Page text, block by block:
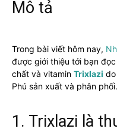
chất
lượng
Mô tả
Trong bài viết hôm nay,
được giới thiệu tới bạn
chất và vitamin Trixlazi
Phú sản xuất và phân phối.
1. Trixlazi là